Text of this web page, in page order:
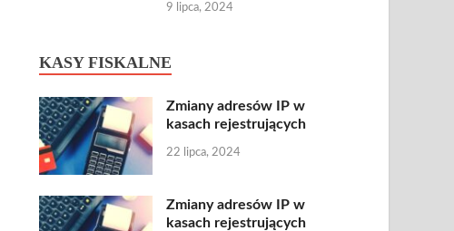
9 lipca, 2024
KASY FISKALNE
Zmiany adresów IP w
kasach rejestrujących
22 lipca, 2024
Zmiany adresów IP w
kasach rejestrujących